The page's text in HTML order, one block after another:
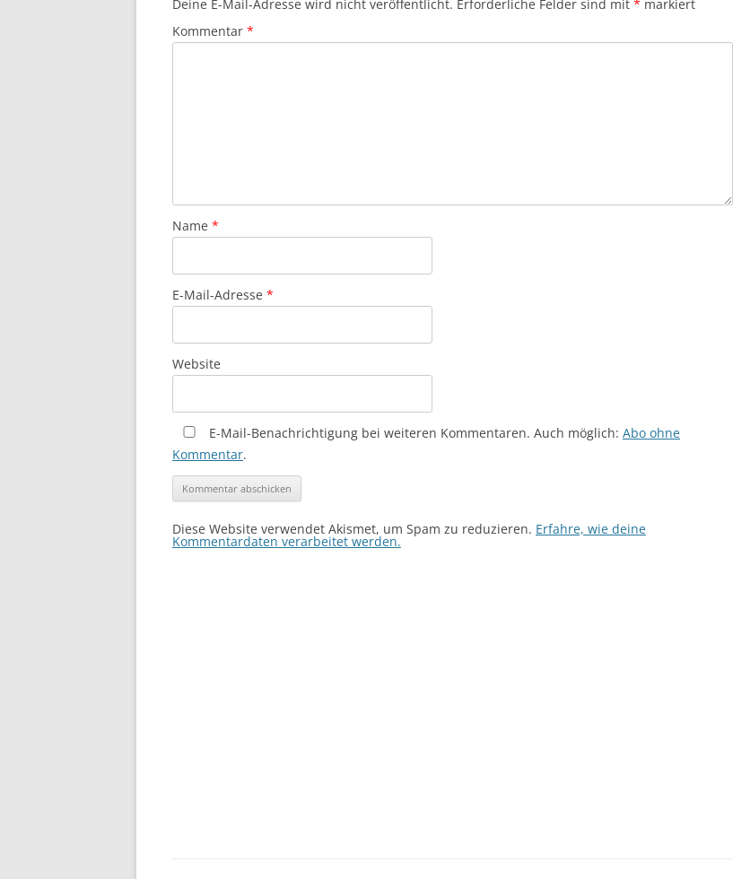
Deine E-Mail-Adresse wird nicht veröffentlicht. Erforderliche Felder sind mit * markiert
Kommentar *
Name *
E-Mail-Adresse *
Website
E-Mail-Benachrichtigung bei weiteren Kommentaren. Auch möglich: Abo ohne
Kommentar.
Diese Website verwendet Akismet, um Spam zu reduzieren. Erfahre, wie deine
Kommentardaten verarbeitet werden.